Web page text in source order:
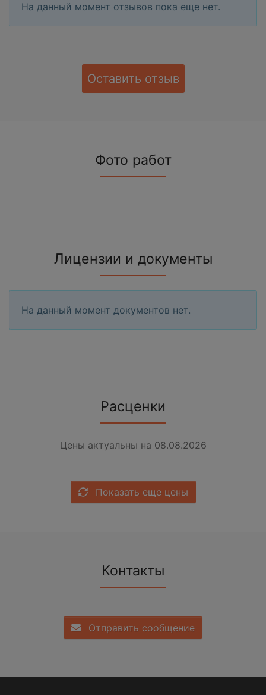
На данный момент отзывов пока еще нет.
Оставить отзыв
Фото работ
Лицензии и документы
На данный момент документов нет.
Расценки
Цены актуальны на 08.08.2026
Показать еще цены
Контакты
Отправить сообщение